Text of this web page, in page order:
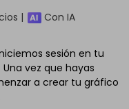
|
Con IA
sesión en tu
vez que hayas
a crear tu gráfico